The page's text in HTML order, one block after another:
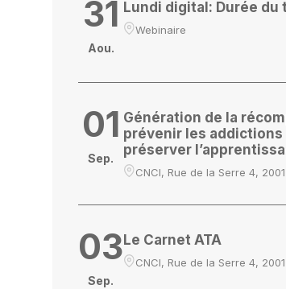
31
Aou.
Lundi digital: Durée du
Webinaire
01
Sep.
Génération de la
prévenir les addictions
préserver
CNCI, Rue de la Serre 4,
03
Sep.
Le Carnet ATA
CNCI, Rue de la Serre 4,